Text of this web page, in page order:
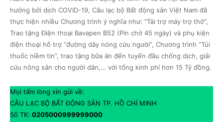
hưởng bởi dịch COVID-19, Câu lạc bộ Bất động sản Việt Nam đã
thực hiện nhiều Chương trình ý nghĩa như: “Tài trợ máy trợ thở”,
Trao tặng Điện thoại Bavapen B52 (Pin chờ 45 ngày) và phụ kiện
điện thoại hỗ trợ “đường dây nóng cứu người”, Chương trình “Túi
thuốc niềm tin”, trao tặng bữa ăn đến tuyến đầu chống dịch, giải
cứu nông sản cho người dân,… với tổng kinh phí hơn 15 Tỷ đồng.
Mọi tấm lòng xin gửi về:
CÂU LẠC BỘ BẤT ĐỘNG SẢN TP. HỒ CHÍ MINH
Số TK: 0205000999999000